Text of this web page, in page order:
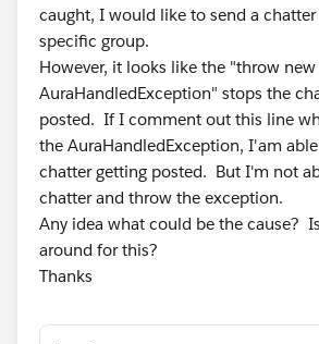
caught, I would like to send a chatter
specific group.
However, it looks like the "throw new
AuraHandledException" stops the
posted. If I comment out this line
the AuraHandledException, I'am
chatter getting posted. But I'm not
chatter and throw the exception.
Any idea what could be the cause?
around for this?
Thanks